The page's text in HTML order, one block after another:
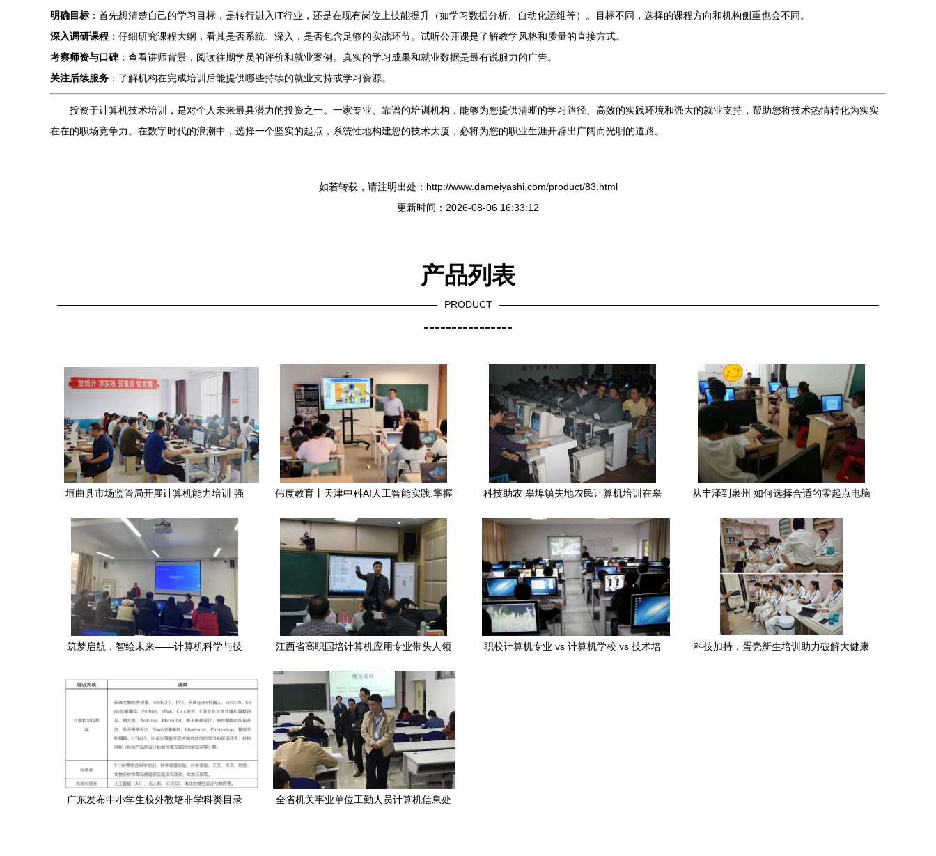
明确目标 ：首先想清楚自己的学习目标，是转行进入IT行业，还是在现有岗位上技能提升（如学习数据分析、自动化运维等）。目标不同，选择的课程方向和机构侧重也会不同。
深入调研课程 ：仔细研究课程大纲，看其是否系统、深入，是否包含足够的实战环节。试听公开课是了解教学风格和质量的直接方式。
考察师资与口碑 ：查看讲师背景，阅读往期学员的评价和就业案例。真实的学习成果和就业数据是最有说服力的广告。
关注后续服务 ：了解机构在完成培训后能提供哪些持续的就业支持或学习资源。
投资于计算机技术培训，是对个人未来最具潜力的投资之一。一家专业、靠谱的培训机构，能够为您提供清晰的学习路径、高效的实践环境和强大的就业支持，帮助您将技术热情转化为实实
在在的职场竞争力。在数字时代的浪潮中，选择一个坚实的起点，系统性地构建您的技术大厦，必将为您的职业生涯开辟出广阔而光明的道路。
如若转载，请注明出处：http://www.dameiyashi.com/product/83.html
更新时间：2026-08-06 16:33:12
产品列表
PRODUCT
----------------
垣曲县市场监管局开展计算机能力培训 强
伟度教育丨天津中科AI人工智能实践:掌握
科技助农 皋埠镇失地农民计算机培训在皋
从丰泽到泉州 如何选择合适的零起点电脑
筑梦启航，智绘未来——计算机科学与技
江西省高职国培计算机应用专业带头人领
技术培训深化与创新
职校计算机专业 vs 计算机学校 vs 技术培
科技加持，蛋壳新生培训助力破解大健康
广东发布中小学生校外教培非学科类目录
全省机关事业单位工勤人员计算机信息处